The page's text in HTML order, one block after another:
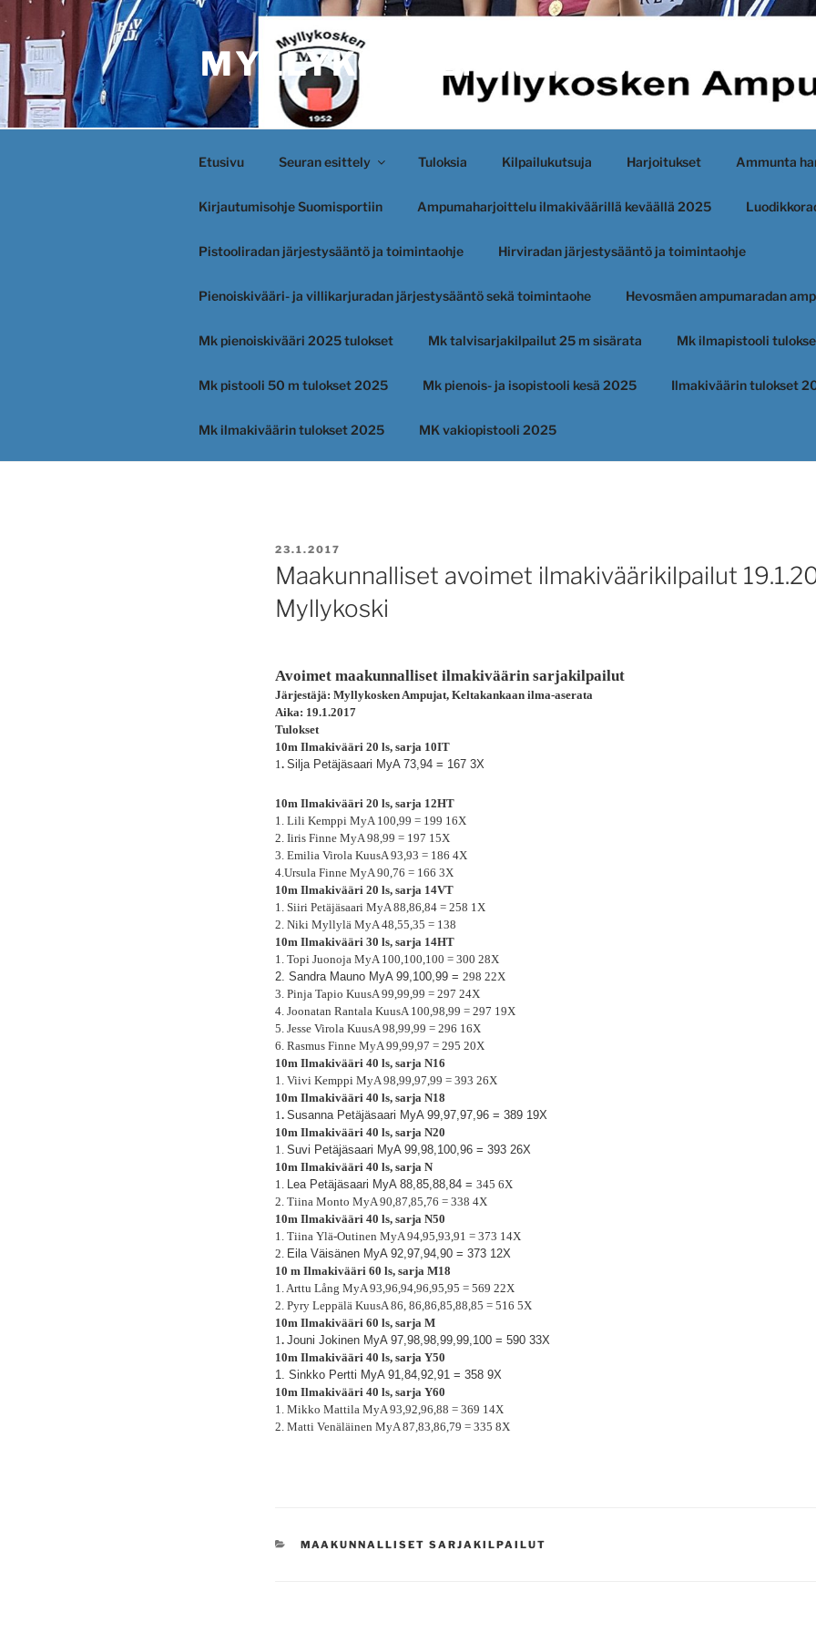
Siirry
sisältöön
MYLLYKOSKEN AMPUJAT
Etusivu Seuran esittely Tuloksia Kilpailukutsuja Harjoitukset Ammunta
Kirjautumisohje Suomisportiin Ampumaharjoittelu ilmakiväärillä keväällä 2025
Pistooliradan järjestysääntö ja toimintaohje Hirviradan järjestysääntö ja toimintaohje
Pienoiskivääri- ja villikarjuradan järjestysääntö sekä toimintaohe Hevosmäen ampumaradan
Mk pienoiskivääri 2025 tulokset Mk talvisarjakilpailut 25 m sisärata Mk ilmapistooli
Mk pistooli 50 m tulokset 2025 Mk pienois- ja isopistooli kesä 2025 Ilmakiväärin tulokset
Mk ilmakiväärin tulokset 2025 MK vakiopistooli 2025
JULKAISTU
23.1.2017
Maakunnalliset avoimet ilmakiväärikilpailut
Myllykoski
Avoimet maakunnalliset ilmakiväärin sarjakilpailut
Järjestäjä: Myllykosken Ampujat, Keltakankaan ilma-aserata
Aika: 19.1.2017
Tulokset
10m Ilmakivääri 20 ls, sarja 10IT
1. Silja Petäjäsaari MyA 73,94 = 167 3X
10m Ilmakivääri 20 ls, sarja 12HT
1. Lili Kemppi MyA 100,99 = 199 16X
2. Iiris Finne MyA 98,99 = 197 15X
3. Emilia Virola KuusA 93,93 = 186 4X
4.Ursula Finne MyA 90,76 = 166 3X
10m Ilmakivääri 20 ls, sarja 14VT
1. Siiri Petäjäsaari MyA 88,86,84 = 258 1X
2. Niki Myllylä MyA 48,55,35 = 138
10m Ilmakivääri 30 ls, sarja 14HT
1. Topi Juonoja MyA 100,100,100 = 300 28X
2. Sandra Mauno MyA 99,100,99 = 298 22X
3. Pinja Tapio KuusA 99,99,99 = 297 24X
4. Joonatan Rantala KuusA 100,98,99 = 297 19X
5. Jesse Virola KuusA 98,99,99 = 296 16X
6. Rasmus Finne MyA 99,99,97 = 295 20X
10m Ilmakivääri 40 ls, sarja N16
1. Viivi Kemppi MyA 98,99,97,99 = 393 26X
10m Ilmakivääri 40 ls, sarja N18
1. Susanna Petäjäsaari MyA 99,97,97,96 = 389 19X
10m Ilmakivääri 40 ls, sarja N20
1. Suvi Petäjäsaari MyA 99,98,100,96 = 393 26X
10m Ilmakivääri 40 ls, sarja N
1. Lea Petäjäsaari MyA 88,85,88,84 = 345 6X
2. Tiina Monto MyA 90,87,85,76 = 338 4X
10m Ilmakivääri 40 ls, sarja N50
1. Tiina Ylä-Outinen MyA 94,95,93,91 = 373 14X
2. Eila Väisänen MyA 92,97,94,90 = 373 12X
10 m Ilmakivääri 60 ls, sarja M18
1. Arttu Lång MyA 93,96,94,96,95,95 = 569 22X
2. Pyry Leppälä KuusA 86, 86,86,85,88,85 = 516 5X
10m Ilmakivääri 60 ls, sarja M
1. Jouni Jokinen MyA 97,98,98,99,99,100 = 590 33X
10m Ilmakivääri 40 ls, sarja Y50
1. Sinkko Pertti MyA 91,84,92,91 = 358 9X
10m Ilmakivääri 40 ls, sarja Y60
1. Mikko Mattila MyA 93,92,96,88 = 369 14X
2. Matti Venäläinen MyA 87,83,86,79 = 335 8X
KATEGORIAT
MAAKUNNALLISET SARJAKILPAILUT